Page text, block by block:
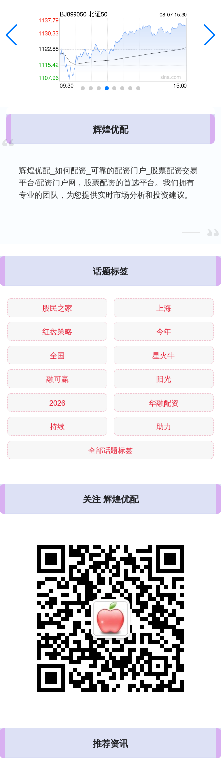
辉煌优配
辉煌优配_如何配资_可靠的配资门户_股票配资交易
平台/配资门户网，股票配资的首选平台。我们拥有
专业的团队，为您提供实时市场分析和投资建议。
话题标签
股民之家 上海
红盘策略 今年
全国 星火牛
融可赢 阳光
2026 华融配资
持续 助力
全部话题标签
关注 辉煌优配
推荐资讯